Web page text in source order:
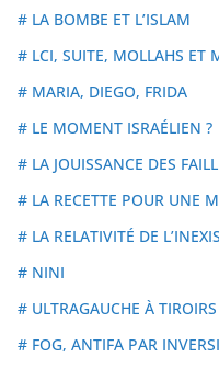
# LA BOMBE ET L’ISLAM
# LCI, SUITE, MOLLAHS ET
# MARIA, DIEGO, FRIDA
# LE MOMENT ISRAÉLIEN ?
# LA JOUISSANCE DES
# LA RECETTE POUR UNE
# LA RELATIVITÉ DE
# NINI
# ULTRAGAUCHE À TIROIRS
# FOG, ANTIFA PAR